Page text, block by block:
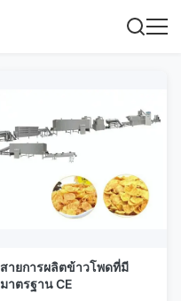
สายการผลิตข้าวโพดที่มี
มาตรฐาน CE